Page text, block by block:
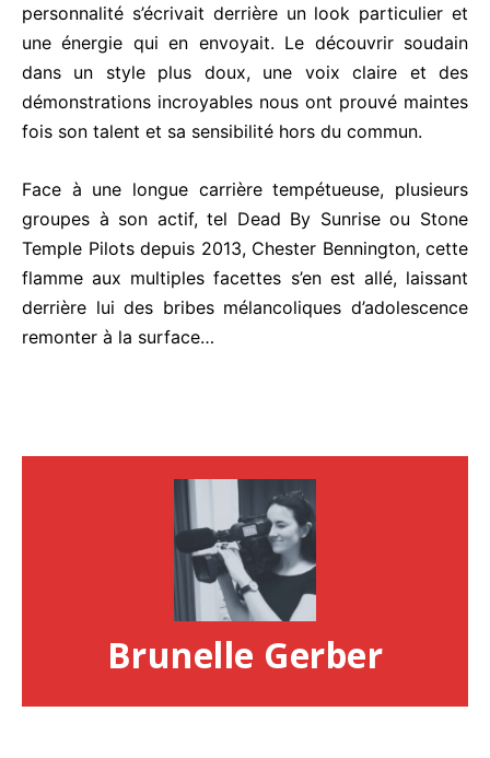
personnalité s’écrivait derrière un look particulier et
une énergie qui en envoyait. Le découvrir soudain
dans un style plus doux, une voix claire et des
démonstrations incroyables nous ont prouvé maintes
fois son talent et sa sensibilité hors du commun.
Face à une longue carrière tempétueuse, plusieurs
groupes à son actif, tel Dead By Sunrise ou Stone
Temple Pilots depuis 2013, Chester Bennington, cette
flamme aux multiples facettes s’en est allé, laissant
derrière lui des bribes mélancoliques d’adolescence
remonter à la surface…
Brunelle Gerber